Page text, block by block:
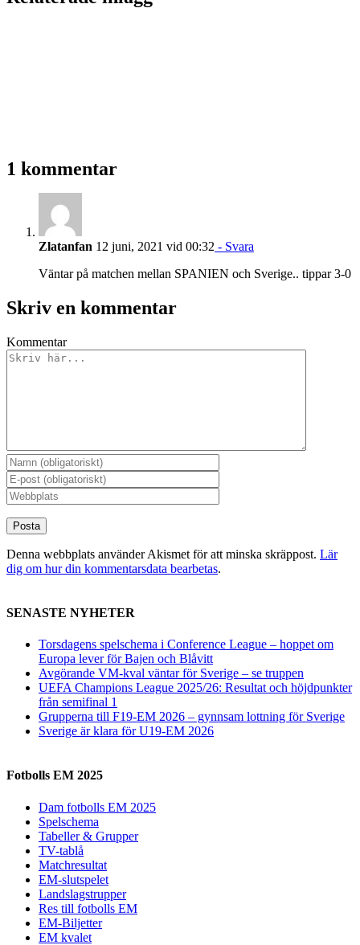
1 kommentar
Zlatanfan 12 juni, 2021 vid 00:32 - Svara
Väntar på matchen mellan SPANIEN och Sverige.. tippar 3-0
Skriv en kommentar
Kommentar
Denna webbplats använder Akismet för att minska skräppost. Lär
dig om hur din kommentarsdata bearbetas.
SENASTE NYHETER
Torsdagens spelschema i Conference League – hoppet om
Europa lever för Bajen och Blåvitt
Avgörande VM-kval väntar för Sverige – se truppen
UEFA Champions League 2025/26: Resultat och höjdpunkter
från semifinal 1
Grupperna till F19-EM 2026 – gynnsam lottning för Sverige
Sverige är klara för U19-EM 2026
Fotbolls EM 2025
Dam fotbolls EM 2025
Spelschema
Tabeller & Grupper
TV-tablå
Matchresultat
EM-slutspelet
Landslagstrupper
Res till fotbolls EM
EM-Biljetter
EM kvalet